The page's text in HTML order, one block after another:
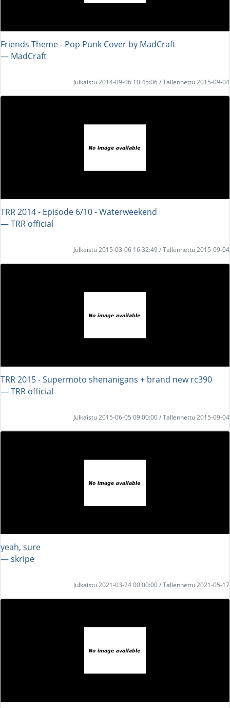
Friends Theme - Pop Punk Cover by MadCraft
― MadCraft
Julkaistu 2014-09-06 10:45:06 / Tallennettu 2015-09-04
TRR 2014 - Episode 6/10 - Waterweekend
― TRR official
Julkaistu 2015-03-06 16:32:49 / Tallennettu 2015-09-04
TRR 2015 - Supermoto shenanigans + brand new rc390
― TRR official
Julkaistu 2015-06-05 09:00:00 / Tallennettu 2015-09-04
yeah, sure
― skripe
Julkaistu 2021-03-24 00:00:00 / Tallennettu 2021-05-17